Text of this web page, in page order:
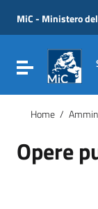
Vai al menu di
Vai al footer
MiC - Ministero
Attiva /
Home /
Opere